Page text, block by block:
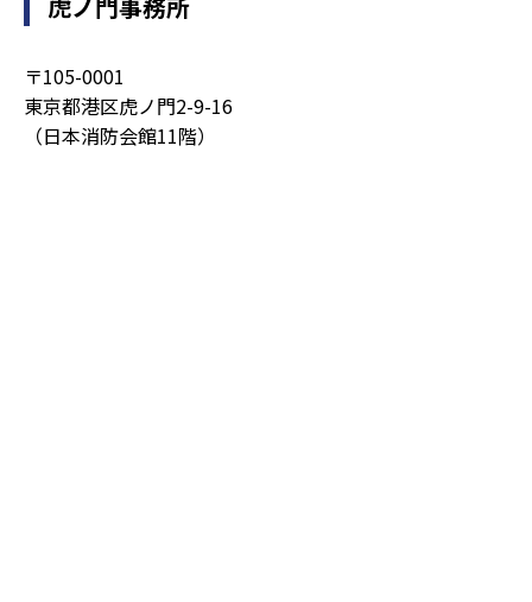
〒105-0001
東京都港区虎ノ門2-9-16
（日本消防会館11階）